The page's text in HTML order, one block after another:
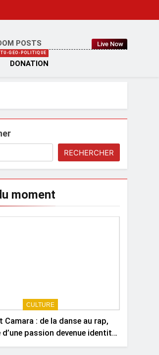
POSTS Live Now
GEO-POLITIQUE
DONATION
RECHERCHER
moment
CULTURE
Camara : de la danse au rap,
d’une passion devenue identité
musicale.